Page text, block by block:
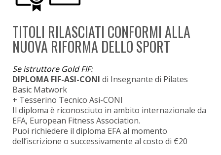
TITOLI RILASCIATI CONFORMI ALLA
NUOVA RIFORMA DELLO SPORT
Se istruttore Gold FIF:
DIPLOMA FIF-ASI-CONI di Insegnante di Pilates
Basic Matwork
+ Tesserino Tecnico Asi-CONI
Il diploma è riconosciuto in ambito internazionale da
EFA, European Fitness Association.
Puoi richiedere il diploma EFA al momento
dell’iscrizione o successivamente al costo di €20